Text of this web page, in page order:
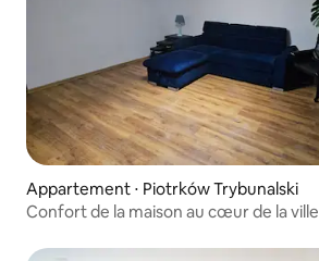
Appartement ⋅ Piotrków Trybunalski
Confort de la maison au cœur de la ville